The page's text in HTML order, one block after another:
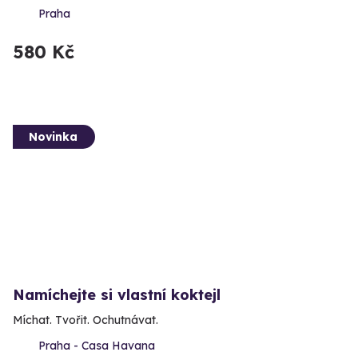
Praha
580 Kč
Novinka
Namíchejte si vlastní koktejl
Míchat. Tvořit. Ochutnávat.
Praha - Casa Havana